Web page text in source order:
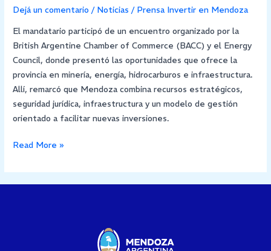
Dejá un comentario / Noticias / Prensa Invertir en Mendoza
El mandatario participó de un encuentro organizado por la
British Argentine Chamber of Commerce (BACC) y el Energy
Council, donde presentó las oportunidades que ofrece la
provincia en minería, energía, hidrocarburos e infraestructura.
Allí, remarcó que Mendoza combina recursos estratégicos,
seguridad jurídica, infraestructura y un modelo de gestión
orientado a facilitar nuevas inversiones.
Read More »